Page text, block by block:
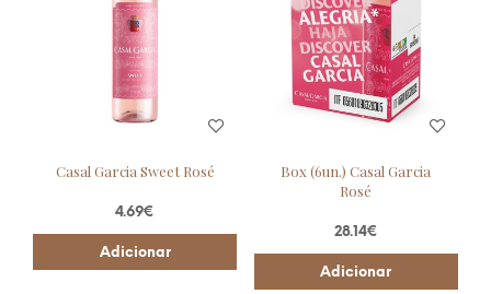
Casal Garcia Sweet Rosé
4.69€
Adicionar
Box (6un.) Casal Garcia
Rosé
28.14€
Adicionar